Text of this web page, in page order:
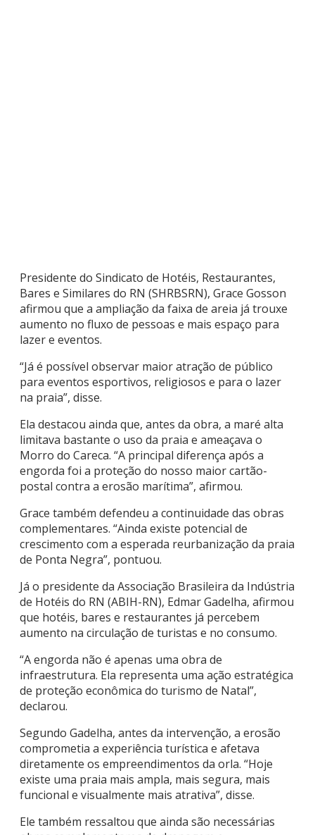
Presidente do Sindicato de Hotéis, Restaurantes,
Bares e Similares do RN (SHRBSRN), Grace Gosson
afirmou que a ampliação da faixa de areia já trouxe
aumento no fluxo de pessoas e mais espaço para
lazer e eventos.
“Já é possível observar maior atração de público
para eventos esportivos, religiosos e para o lazer
na praia”, disse.
Ela destacou ainda que, antes da obra, a maré alta
limitava bastante o uso da praia e ameaçava o
Morro do Careca. “A principal diferença após a
engorda foi a proteção do nosso maior cartão-
postal contra a erosão marítima”, afirmou.
Grace também defendeu a continuidade das obras
complementares. “Ainda existe potencial de
crescimento com a esperada reurbanização da praia
de Ponta Negra”, pontuou.
Já o presidente da Associação Brasileira da Indústria
de Hotéis do RN (ABIH-RN), Edmar Gadelha, afirmou
que hotéis, bares e restaurantes já percebem
aumento na circulação de turistas e no consumo.
“A engorda não é apenas uma obra de
infraestrutura. Ela representa uma ação estratégica
de proteção econômica do turismo de Natal”,
declarou.
Segundo Gadelha, antes da intervenção, a erosão
comprometia a experiência turística e afetava
diretamente os empreendimentos da orla. “Hoje
existe uma praia mais ampla, mais segura, mais
funcional e visualmente mais atrativa”, disse.
Ele também ressaltou que ainda são necessárias